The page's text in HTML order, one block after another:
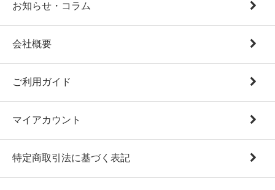
お知らせ・コラム
会社概要
ご利用ガイド
マイアカウント
特定商取引法に基づく表記